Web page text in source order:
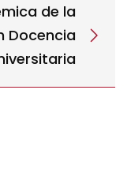
de la
Docencia